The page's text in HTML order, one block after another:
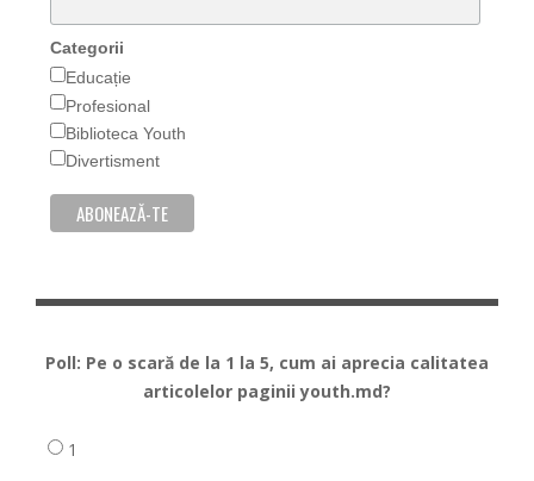
Categorii
Educație
Profesional
Biblioteca Youth
Divertisment
Poll: Pe o scară de la 1 la 5, cum ai aprecia calitatea
articolelor paginii youth.md?
1